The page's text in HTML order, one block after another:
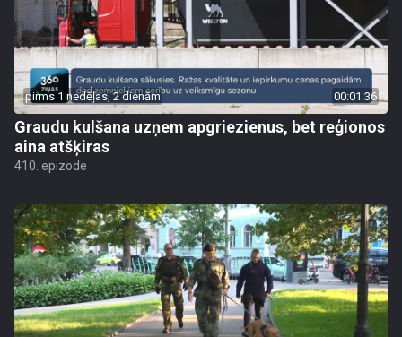
pirms 1 nedēļas, 2 dienām 00:01:36
Graudu kulšana uzņem apgriezienus, bet reģionos
aina atšķiras
410. epizode